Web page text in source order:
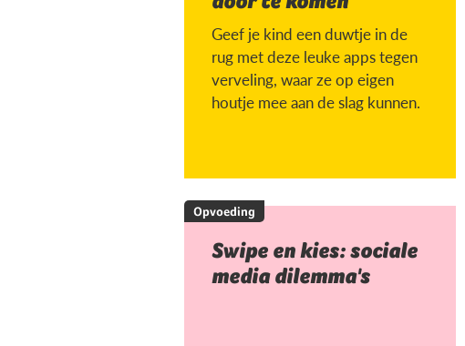
Geef je kind een duwtje in de
rug met deze leuke apps tegen
verveling, waar ze op eigen
houtje mee aan de slag kunnen.
Opvoeding
Swipe en kies: sociale
media dilemma's